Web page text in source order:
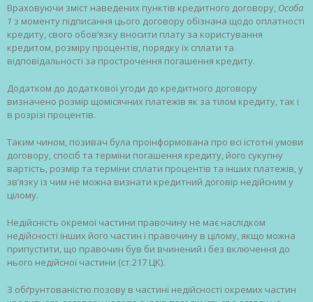
Враховуючи зміст наведених пунктів кредитного договору, Особа
1 з моменту підписання цього договору обізнана щодо оплатності
кредиту, свого обов’язку вносити плату за користування
кредитом, розміру процентів, порядку їх сплати та
відповідальності за прострочення погашення кредиту.
Додатком до додаткової угоди до кредитного договору
визначено розмір щомісячних платежів як за тілом кредиту, так і
в розрізі процентів.
Таким чином, позивач була проінформована про всі істотні умови
договору, спосіб та терміни погашення кредиту, його сукупну
вартість, розмір та терміни сплати процентів та інших платежів, у
зв’язку із чим не можна визнати кредитний договір недійсним у
цілому.
Недійсність окремої частини правочину не має наслідком
недійсності інших його частин і правочину в цілому, якщо можна
припустити, що правочин був би вчинений і без включення до
нього недійсної частини (ст.217 ЦК).
З обґрунтованістю позову в частині недійсності окремих частин